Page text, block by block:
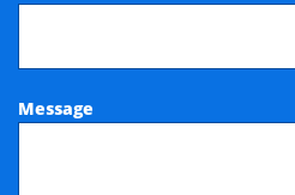
Message